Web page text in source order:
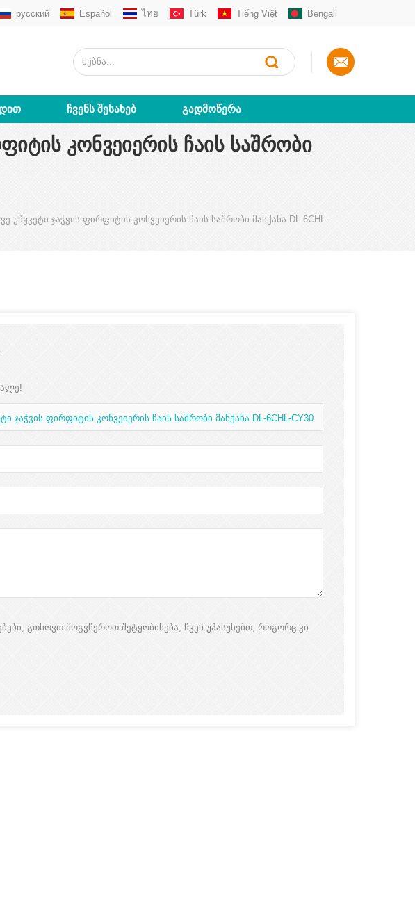
русский Español ไทย Türk Tiếng Việt Bengali
ᲩᲕᲔᲜᲡ ᲨᲔᲡᲐᲮᲔᲑ ᲒᲐᲓᲛᲝᲬᲔᲠᲐ
ᲙᲝᲜᲕᲔᲘᲔᲠᲘᲡ ᲩᲐᲘᲡ ᲡᲐᲨᲠᲝᲑᲘ
უწყვეტი ჯაჭვის ფირფიტის კონვეიერის ჩაის საშრობი მანქანა DL-6CHL-
ჯაჭვის ფირფიტის კონვეიერის ჩაის საშრობი მანქანა DL-6CHL-CY30
გთხოვთ მოგვწეროთ შეტყობინება, ჩვენ უპასუხებთ, როგორც კი